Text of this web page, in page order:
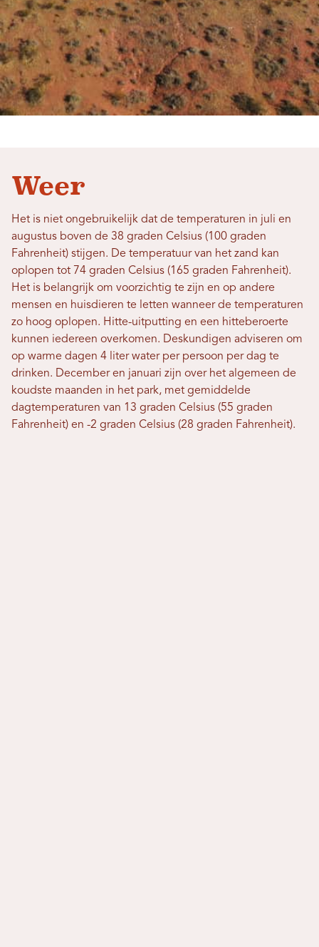
Weer
Het is niet ongebruikelijk dat de temperaturen in juli en
augustus boven de 38 graden Celsius (100 graden
Fahrenheit) stijgen. De temperatuur van het zand kan
oplopen tot 74 graden Celsius (165 graden Fahrenheit).
Het is belangrijk om voorzichtig te zijn en op andere
mensen en huisdieren te letten wanneer de temperaturen
zo hoog oplopen. Hitte-uitputting en een hitteberoerte
kunnen iedereen overkomen. Deskundigen adviseren om
op warme dagen 4 liter water per persoon per dag te
drinken. December en januari zijn over het algemeen de
koudste maanden in het park, met gemiddelde
dagtemperaturen van 13 graden Celsius (55 graden
Fahrenheit) en -2 graden Celsius (28 graden Fahrenheit).